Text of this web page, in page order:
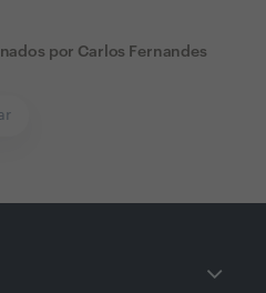
por Carlos Fernandes